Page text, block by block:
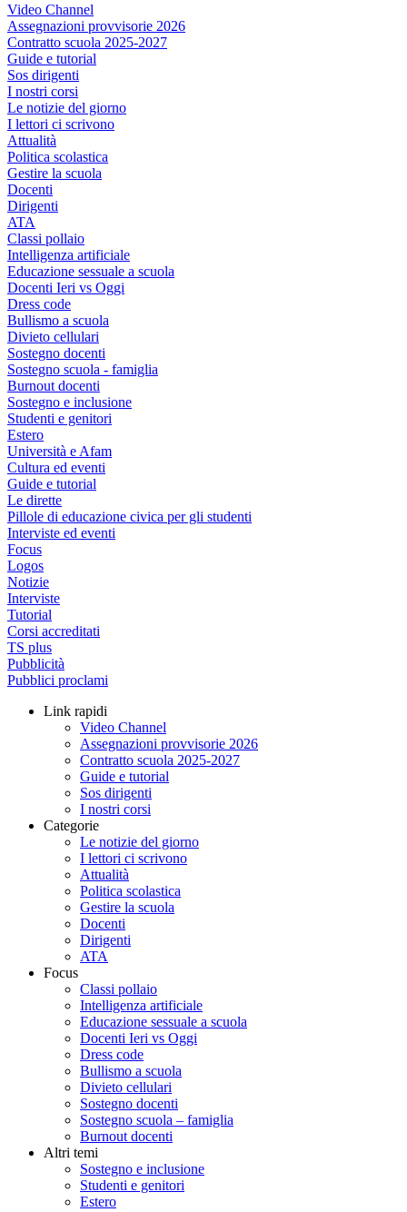
Video Channel
Assegnazioni provvisorie 2026
Contratto scuola 2025-2027
Guide e tutorial
Sos dirigenti
I nostri corsi
Le notizie del giorno
I lettori ci scrivono
Attualità
Politica scolastica
Gestire la scuola
Docenti
Dirigenti
ATA
Classi pollaio
Intelligenza artificiale
Educazione sessuale a scuola
Docenti Ieri vs Oggi
Dress code
Bullismo a scuola
Divieto cellulari
Sostegno docenti
Sostegno scuola - famiglia
Burnout docenti
Sostegno e inclusione
Studenti e genitori
Estero
Università e Afam
Cultura ed eventi
Guide e tutorial
Le dirette
Pillole di educazione civica per gli studenti
Interviste ed eventi
Focus
Logos
Notizie
Interviste
Tutorial
Corsi accreditati
TS plus
Pubblicità
Pubblici proclami
Link rapidi
Video Channel
Assegnazioni provvisorie 2026
Contratto scuola 2025-2027
Guide e tutorial
Sos dirigenti
I nostri corsi
Categorie
Le notizie del giorno
I lettori ci scrivono
Attualità
Politica scolastica
Gestire la scuola
Docenti
Dirigenti
ATA
Focus
Classi pollaio
Intelligenza artificiale
Educazione sessuale a scuola
Docenti Ieri vs Oggi
Dress code
Bullismo a scuola
Divieto cellulari
Sostegno docenti
Sostegno scuola – famiglia
Burnout docenti
Altri temi
Sostegno e inclusione
Studenti e genitori
Estero